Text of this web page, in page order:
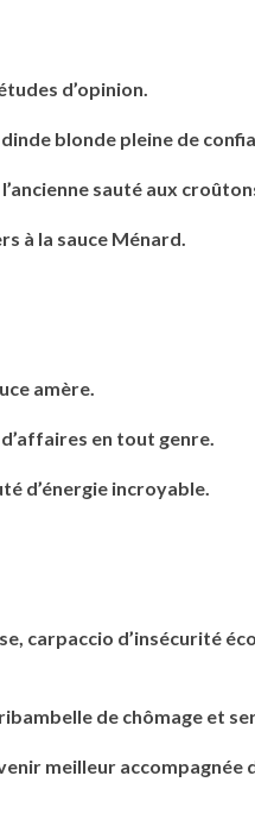
d’opinion.
blonde pleine de
sauté aux
à la sauce Ménard.
amère.
en tout genre.
d’énergie incroyable.
carpaccio d’insécurité
de chômage et
meilleur accompagnée